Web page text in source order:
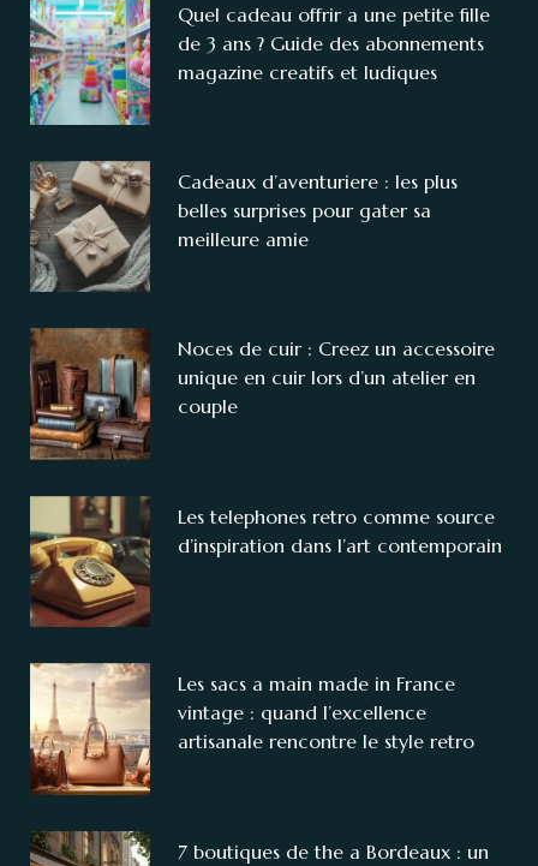
Quel cadeau offrir a une petite fille
de 3 ans ? Guide des abonnements
magazine creatifs et ludiques
Cadeaux d’aventuriere : les plus
belles surprises pour gater sa
meilleure amie
Noces de cuir : Creez un accessoire
unique en cuir lors d’un atelier en
couple
Les telephones retro comme source
d’inspiration dans l’art contemporain
Les sacs a main made in France
vintage : quand l’excellence
artisanale rencontre le style retro
7 boutiques de the a Bordeaux : un